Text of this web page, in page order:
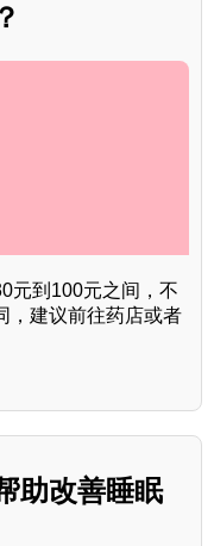
元到100元之间，不
，建议前往药店或者
助改善睡眠